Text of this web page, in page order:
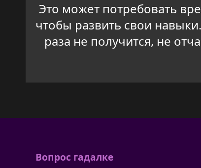
Это может потребовать
чтобы развить свои
раза не получится, не
Вопрос гадалке